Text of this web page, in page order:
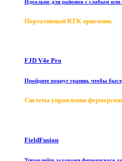
Идеально для районов с слабым
Портативный RTK приемник
FJD V4e Pro
Пройдите вокруг границ, чтобы
Система управления
FieldFusion